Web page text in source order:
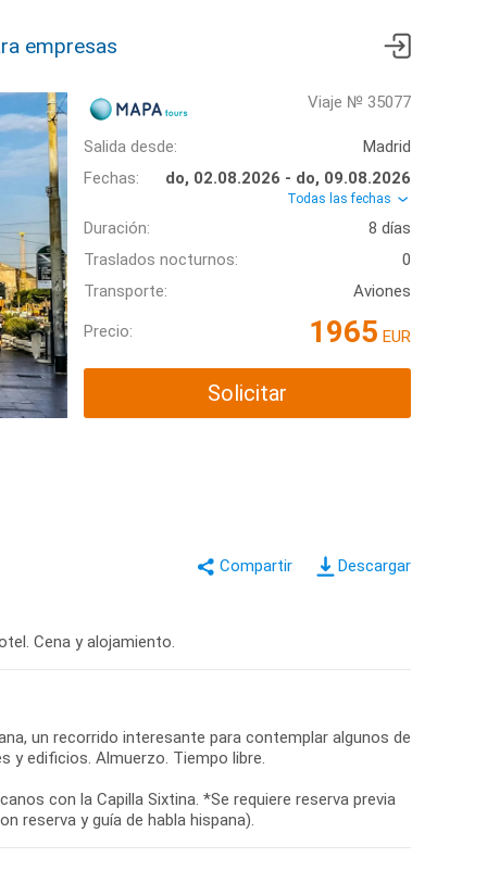
empresas
Viaje № 35077
Salida desde:
Madrid
Fechas:
do, 02.08.2026 - do, 09.08.2026
Todas las fechas
Duración:
8 días
Traslados nocturnos:
0
Transporte:
Aviones
Precio: 1965 EUR
Solicitar
Descargar
Cena y alojamiento.
un recorrido interesante para contemplar algunos de
y edificios. Almuerzo. Tiempo libre.
con la Capilla Sixtina. *Se requiere reserva previa